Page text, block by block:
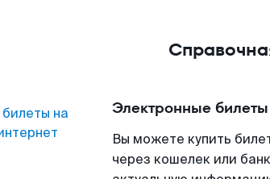
на
Электронные
Вы можете купить
через кошелек или